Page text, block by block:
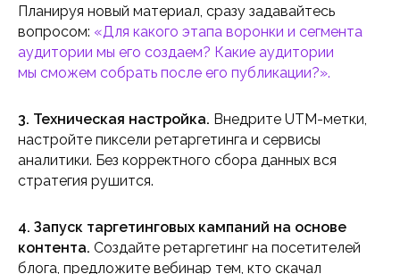
Планируя новый материал, сразу задавайтесь
вопросом: «Для какого этапа воронки и сегмента
аудитории мы его создаем? Какие аудитории
мы сможем собрать после его публикации?».
3. Техническая настройка. Внедрите UTM-метки,
настройте пиксели ретаргетинга и сервисы
аналитики. Без корректного сбора данных вся
стратегия рушится.
4. Запуск таргетинговых кампаний на основе
контента. Создайте ретаргетинг на посетителей
блога, предложите вебинар тем, кто скачал